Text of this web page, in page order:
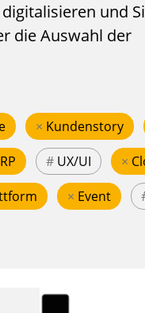
und
die Auswahl der
× Kundenstory
# UX/UI ×
× Event